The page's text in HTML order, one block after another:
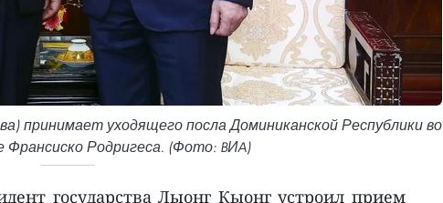
принимает уходящего посла Доминиканской Республики во
Родригеса. (Фото: BИA)
государства Лыонг Кыонг устроил прием